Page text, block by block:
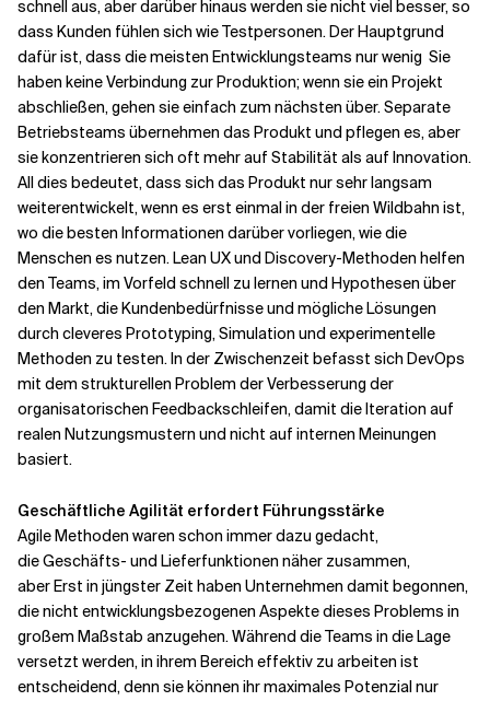
schnell aus,aber darüber hinaus werden sie nicht viel besser, so
dass Kunden fühlen sich wie Testpersonen. Der Hauptgrund
dafür ist, dass die meisten Entwicklungsteams nur wenig Sie
haben keine Verbindung zur Produktion; wenn sie ein Projekt
abschließen, gehen sie einfach zum nächsten über. Separate
Betriebsteams übernehmen das Produkt und pflegen es, aber
sie konzentrieren sich oft mehr auf Stabilität als auf Innovation.
All dies bedeutet, dass sich das Produkt nur sehr langsam
weiterentwickelt, wenn es erst einmal in der freien Wildbahn ist,
wo die besten Informationen darüber vorliegen, wie die
Menschen es nutzen. Lean UX und Discovery-Methoden helfen
den Teams, im Vorfeld schnell zu lernen und Hypothesen über
den Markt, die Kundenbedürfnisse und mögliche Lösungen
durch cleveres Prototyping, Simulation und experimentelle
Methoden zu testen. In der Zwischenzeit befasst sich DevOps
mit dem strukturellen Problem der Verbesserung der
organisatorischen Feedbackschleifen, damit die Iteration auf
realen Nutzungsmustern und nicht auf internen Meinungen
basiert.
Geschäftliche Agilität erfordert Führungsstärke
Agile Methoden waren schon immer dazu gedacht,
dieGeschäfts- und Lieferfunktionen näher zusammen,
aberErst in jüngster Zeit haben Unternehmen damit begonnen,
die nicht entwicklungsbezogenen Aspekte dieses Problems in
großem Maßstab anzugehen.Während die Teams in die Lage
versetzt werden, in ihrem Bereich effektiv zu arbeiten ist
entscheidend, denn sie können ihr maximales Potenzial nur